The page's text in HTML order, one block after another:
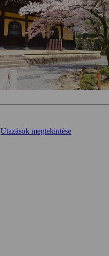
Utazások megtekintése